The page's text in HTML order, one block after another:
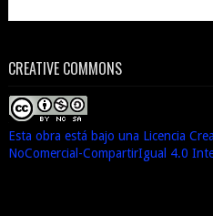
CREATIVE COMMONS
Esta obra está bajo una Licencia
NoComercial-CompartirIgual 4.0